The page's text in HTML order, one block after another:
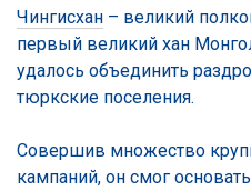
Чингисхан – великий
первый великий хан
удалось объединить
тюркские поселения.
Совершив множество
кампаний, он смог